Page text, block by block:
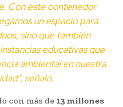
Con este contenedor
un espacio para
sino que también
educativas que
ambiental en nuestra
señaló.
con más de 13 millones